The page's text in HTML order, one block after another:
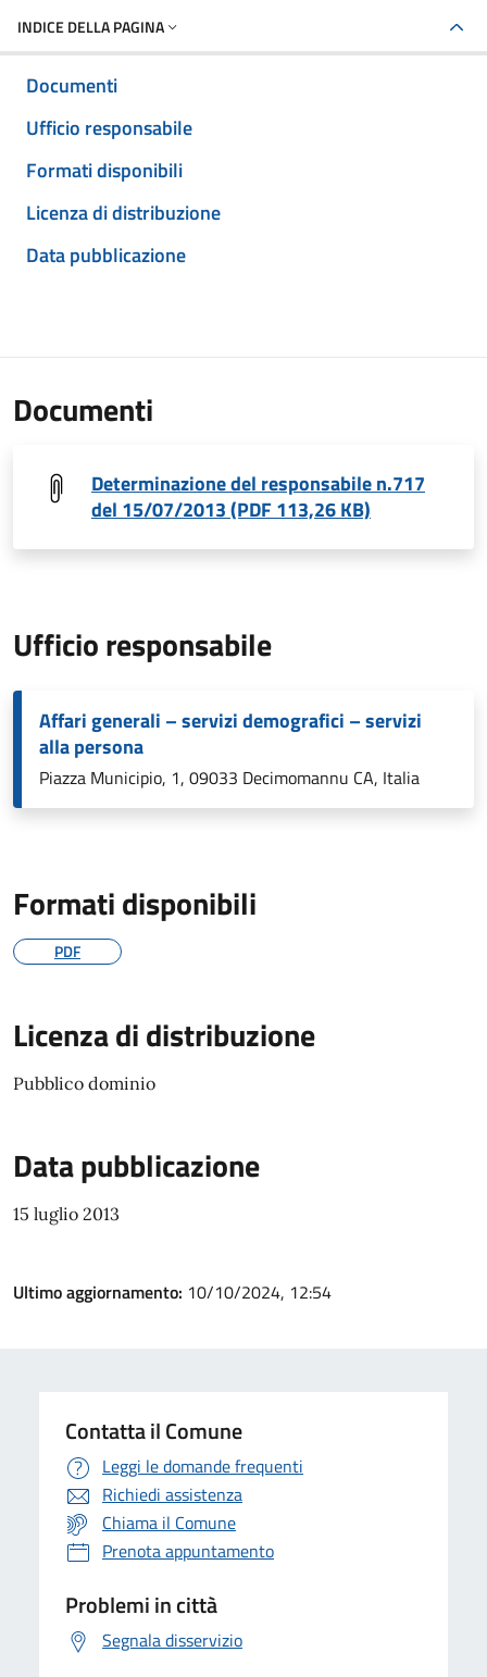
INDICE DELLA PAGINA
Documenti
Ufficio responsabile
Formati disponibili
Licenza di distribuzione
Data pubblicazione
Documenti
Determinazione del responsabile n.717
del 15/07/2013 (PDF 113,26 KB)
Ufficio responsabile
Affari generali – servizi demografici – servizi
alla persona
Piazza Municipio, 1, 09033 Decimomannu CA, Italia
Formati disponibili
PDF
Licenza di distribuzione
Pubblico dominio
Data pubblicazione
15 luglio 2013
Ultimo aggiornamento: 10/10/2024, 12:54
Contatta il Comune
Leggi le domande frequenti
Richiedi assistenza
Chiama il Comune
Prenota appuntamento
Problemi in città
Segnala disservizio